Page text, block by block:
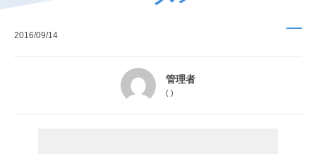
2016/09/14
管理者
( )